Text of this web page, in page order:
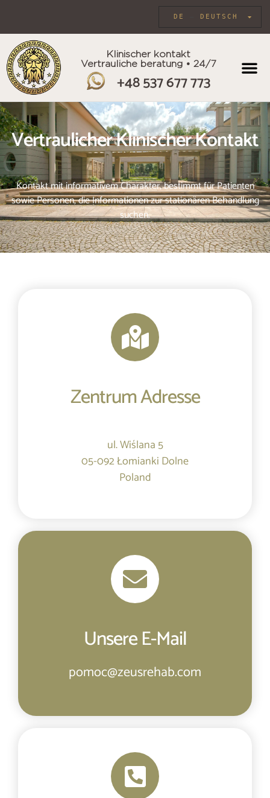
DEUTSCH
DE
Klinischer kontakt
Vertrauliche beratung • 24/7
+48 537 677 773
Vertraulicher Klinischer Kontakt
Kontakt mit informativem Charakter, bestimmt für Patienten
sowie Personen, die Informationen zur stationären Behandlung
suchen.
Zentrum Adresse
ul. Wiślana 5
05-092 Łomianki Dolne
Poland
Unsere E-Mail
pomoc@zeusrehab.com